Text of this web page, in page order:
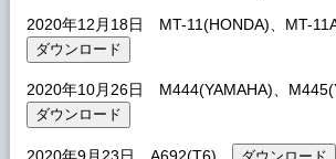
2020年12月18日 MT-11(HONDA)、MT-
2020年10月26日 M444(YAMAHA)、